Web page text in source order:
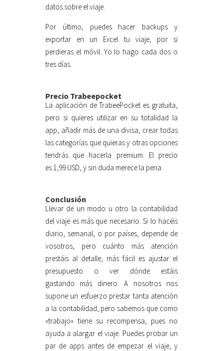
datos sobre el viaje.
Por último, puedes hacer backups y
exportar en un Excel tu viaje, por si
perdieras el móvil. Yo lo hago cada dos o
tres días.
Precio Trabeepocket
La aplicación de TrabeePocket es gratuita,
pero si quieres utilizar en su totalidad la
app, añadir más de una divisa, crear todas
las categorías que quieras y otras opciones
tendrás que hacerla premium. El precio
es 1,99 USD, y sin duda merece la pena.
Conclusión
Llevar de un modo u otro la contabilidad
del viaje es más que necesario. Si lo hacéis
diario, semanal, o por países, depende de
vosotros, pero cuánto más atención
prestáis al detalle, más fácil es ajustar el
presupuesto o ver dónde estáis
gastando más dinero. A nosotros nos
supone un esfuerzo prestar tanta atención
a la contabilidad, pero sabemos que como
«trabajo» tiene su recompensa, pues no
ayuda a alargar el viaje. Puedes probar un
par de apps antes de empezar el viaje, y